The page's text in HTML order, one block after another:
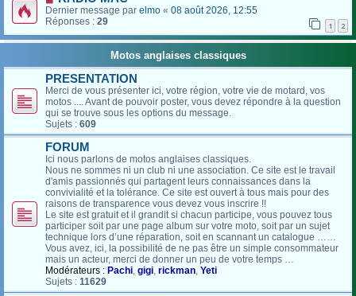
Dernier message par elmo « 08 août 2026, 12:55
Réponses : 29 1 2
Motos anglaises classiques
PRESENTATION
Merci de vous présenter ici, votre région, votre vie de motard, vos
motos .... Avant de pouvoir poster, vous devez répondre à la question
qui se trouve sous les options du message.
Sujets : 609
FORUM
Ici nous parlons de motos anglaises classiques.
Nous ne sommes ni un club ni une association. Ce site est le travail
d'amis passionnés qui partagent leurs connaissances dans la
convivialité et la tolérance. Ce site est ouvert à tous mais pour des
raisons de transparence vous devez vous inscrire !!
Le site est gratuit et il grandit si chacun participe, vous pouvez tous
participer soit par une page album sur votre moto, soit par un sujet
technique lors d’une réparation, soit en scannant un catalogue ……
Vous avez, ici, la possibilité de ne pas être un simple consommateur
mais un acteur, merci de donner un peu de votre temps …
Modérateurs : Pachi, gigi, rickman, Yeti
Sujets : 11629